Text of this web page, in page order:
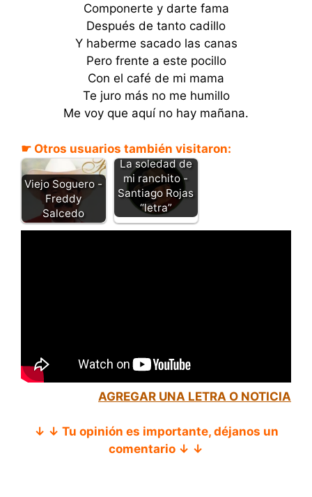
Componerte y darte fama
Después de tanto cadillo
Y haberme sacado las canas
Pero frente a este pocillo
Con el café de mi mama
Te juro más no me humillo
Me voy que aquí no hay mañana.
☛ Otros usuarios también visitaron:
Viejo Soguero -
Freddy
Salcedo
La soledad de
mi ranchito -
Santiago Rojas
“letra”
AGREGAR UNA LETRA O NOTICIA
↓ ↓ Tu opinión es importante, déjanos un
comentario ↓ ↓